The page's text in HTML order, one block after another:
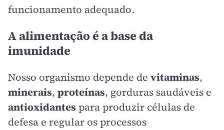
funcionamento adequado.
A alimentação é a base da
imunidade
Nosso organismo depende de vitaminas,
minerais, proteínas, gorduras saudáveis e
antioxidantes para produzir células de
defesa e regular os processos